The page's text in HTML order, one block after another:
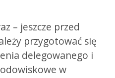
– jeszcze przed
przygotować się
delegowanego i
w